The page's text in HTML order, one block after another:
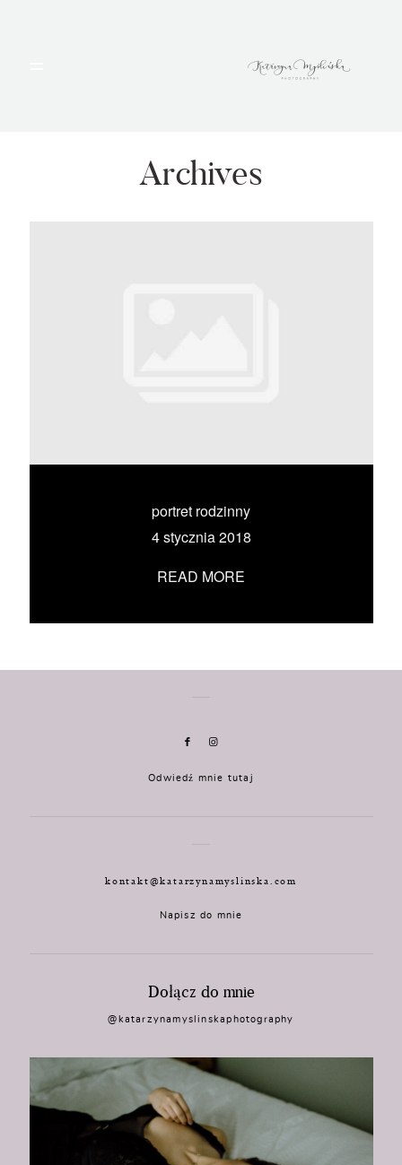
Archives
portret rodzinny
4 stycznia 2018
READ MORE
PORTFOLIO
UMÓW SIĘ ZE MNĄ →
Odwiedź mnie tutaj
kontakt@katarzynamyslinska.com
Napisz do mnie
Dołącz do mnie
@katarzynamyslinskaphotography